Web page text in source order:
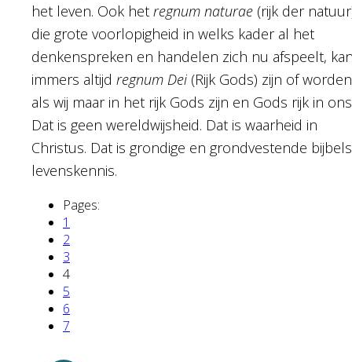
het leven. Ook het regnum naturae (rijk der
die grote voorlopigheid in welks kader al het
denkenspreken en handelen zich nu afspeelt,
immers altijd regnum Dei(Rijk Gods) zijn of
als wij maar in het rijk Gods zijn en Gods rijk in
Dat is geen wereldwijsheid. Dat is waarheid in
Christus. Dat is grondige en grondvestende
levenskennis.
Pages:
1
2
3
4
5
6
7